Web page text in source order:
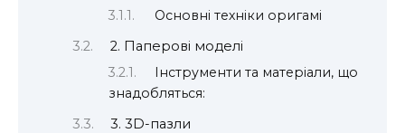
Основні техніки оригамі
2. Паперові моделі
Інструменти та матеріали, що
знадобляться:
3. 3D-пазли